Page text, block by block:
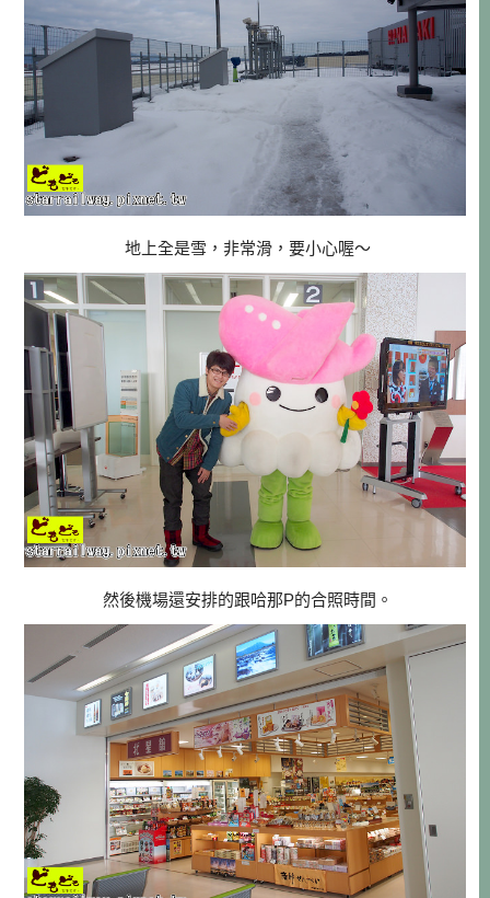
地上全是雪，非常滑，要小心喔～
然後機場還安排的跟哈那P的合照時間。